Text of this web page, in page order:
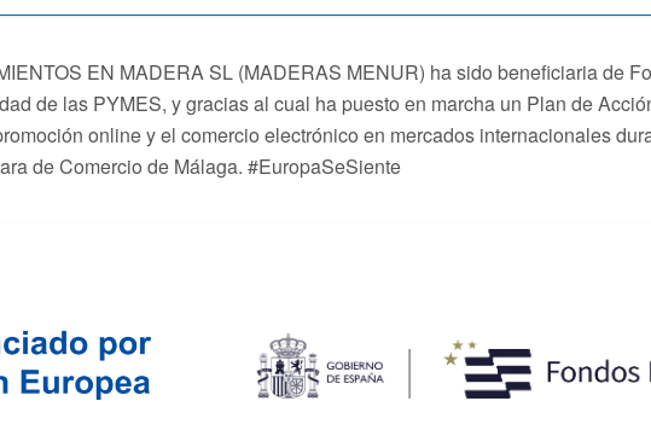
EN MADERA SL (MADERAS MENUR) ha sido beneficiaria de
de las PYMES, y gracias al cual ha puesto en marcha un Plan de
online y el comercio electrónico en mercados internacionales
de Comercio de Málaga. #EuropaSeSiente